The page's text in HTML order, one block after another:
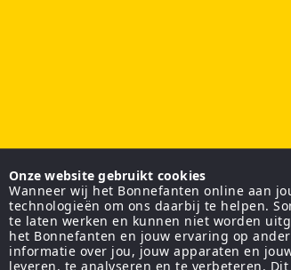
Onze website gebruikt cookies
Wanneer wij het Bonnefanten online aan
technologieën om ons daarbij te helpen.
te laten werken en kunnen niet worden
het Bonnefanten en jouw ervaring op
informatie over jou, jouw apparaten en
leveren, te analyseren en te verbeteren.